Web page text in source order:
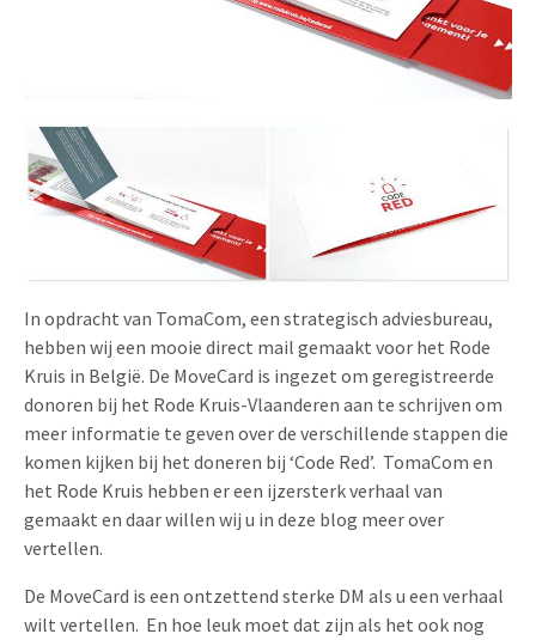
In opdracht van TomaCom, een strategisch adviesbureau,
hebben wij een mooie direct mail gemaakt voor het Rode
Kruis in België. De MoveCard is ingezet om geregistreerde
donoren bij het Rode Kruis-Vlaanderen aan te schrijven om
meer informatie te geven over de verschillende stappen die
komen kijken bij het doneren bij ‘Code Red’. TomaCom en
het Rode Kruis hebben er een ijzersterk verhaal van
gemaakt en daar willen wij u in deze blog meer over
vertellen.
De MoveCard is een ontzettend sterke DM als u een verhaal
wilt vertellen. En hoe leuk moet dat zijn als het ook nog
Lenticular Cards
Twin Sliders
Andere opvallende mailings
Alle producten
Non-profit Marketing
Marketing in de Zorg
Duurzame Marketing
Horeca Marketing
Food Marketing
App-lancering
Kalender maken
Klantenbinding
Contactgegevens
Duurzaamheid